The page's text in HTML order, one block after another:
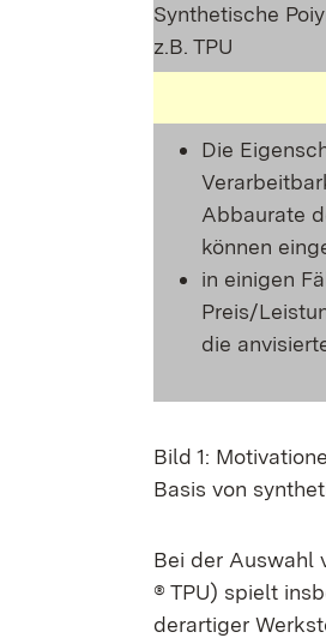
Synthetische
z.B. TPU
Die
Abbaurate
können
in einigen
Preis/
die
Bild 1:
Basis von
Bei der Auswahl
® TPU) spielt
derartiger